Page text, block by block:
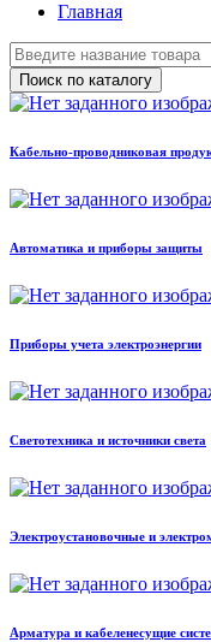
Главная
Кабельно-проводниковая
Автоматика и приборы защиты
Приборы учета электроэнергии
Светотехника и источники света
Электроустановочные и
Арматура и кабеленесущие